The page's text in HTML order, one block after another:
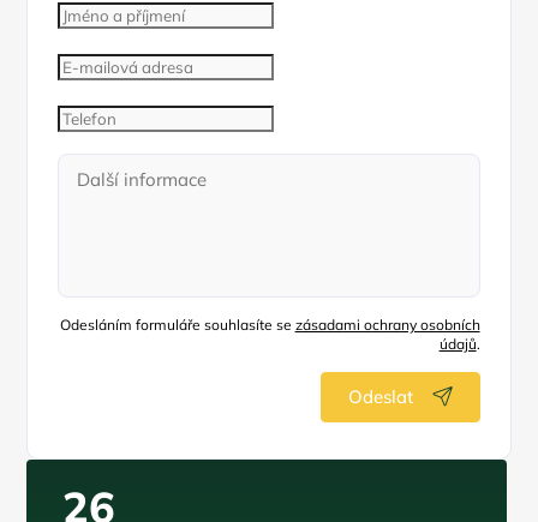
Odesláním formuláře souhlasíte se zásadami ochrany osobních
údajů.
Odeslat
26